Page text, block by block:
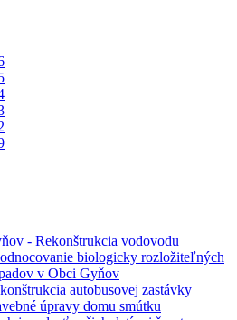
- Rekonštrukcia vodovodu
biologicky rozložiteľných
v Obci Gyňov
autobusovej zastávky
úpravy domu smútku